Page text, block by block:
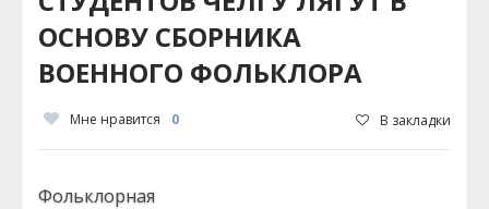
ОСНОВУ СБОРНИКА
ВОЕННОГО ФОЛЬКЛОРА
Мне нравится 0 В закладки
Фольклорная